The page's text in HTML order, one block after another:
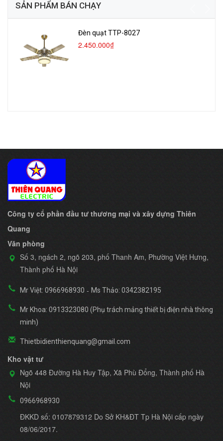
SẢN PHẨM BÁN CHẠY
Đèn quạt TTP-8027
2.450.000₫
Công ty cổ phần đầu tư thương mại và xây dựng Thiên
Quang
Văn phòng
Số 3, ngách 2, ngõ 203, phố Thanh Am, Phường Việt Hưng,
Thành phố Hà Nội
Mr Việt: 0966968930 - Ms Thảo: 0342382195
Mr Khoa: 0913323080 (Phụ trách mảng thiết bị điện nhà thông
minh)
Thietbidienthienquang@gmail.com
Kho vật tư
Ngõ 448 Đường Hà Huy Tập, Xã Phù Đổng, Thành phố Hà
Nội
0966968930
ĐKKD số: 0107879312 Do Sở KH&ĐT Tp Hà Nội cấp ngày
08/06/2017.